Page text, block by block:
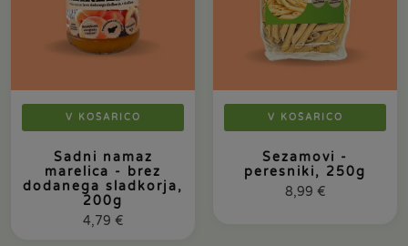
V KOŠARICO
Sadni namaz
marelica - brez
dodanega sladkorja,
200g
4,79 €
V KOŠARICO
Sezamovi -
peresniki, 250g
8,99 €